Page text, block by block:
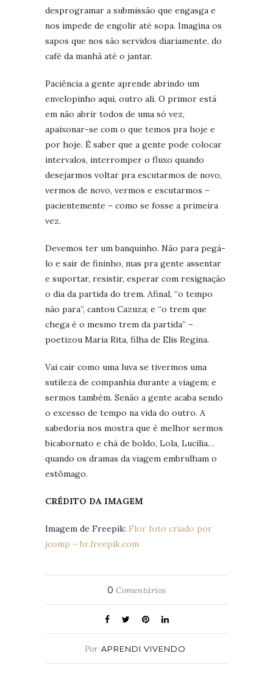
desprogramar a submissão que engasga e
nos impede de engolir até sopa. Imagina os
sapos que nos são servidos diariamente, do
café da manhã até o jantar.
Paciência a gente aprende abrindo um
envelopinho aqui, outro ali. O primor está
em não abrir todos de uma só vez,
apaixonar-se com o que temos pra hoje e
por hoje. É saber que a gente pode colocar
intervalos, interromper o fluxo quando
desejarmos voltar pra escutarmos de novo,
vermos de novo, vermos e escutarmos –
pacientemente – como se fosse a primeira
vez.
Devemos ter um banquinho. Não para pegá-
lo e sair de fininho, mas pra gente assentar
e suportar, resistir, esperar com resignação
o dia da partida do trem. Afinal, “o tempo
não para”, cantou Cazuza; e “o trem que
chega é o mesmo trem da partida” –
poetizou Maria Rita, filha de Elis Regina.
Vai cair como uma luva se tivermos uma
sutileza de companhia durante a viagem; e
sermos também. Senão a gente acaba sendo
o excesso de tempo na vida do outro. A
sabedoria nos mostra que é melhor sermos
bicabornato e chá de boldo, Lola, Lucília…
quando os dramas da viagem embrulham o
estômago.
CRÉDITO DA IMAGEM
Imagem de Freepik: Flor foto criado por
jcomp – br.freepik.com
0 Comentários
Por APRENDI VIVENDO